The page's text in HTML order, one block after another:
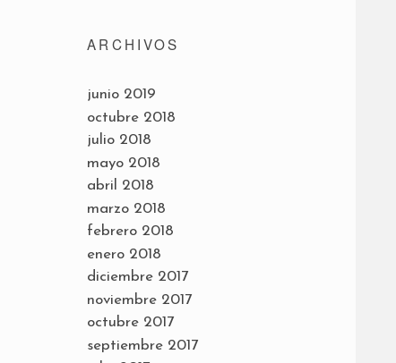
ARCHIVOS
junio 2019
octubre 2018
julio 2018
mayo 2018
abril 2018
marzo 2018
febrero 2018
enero 2018
diciembre 2017
noviembre 2017
octubre 2017
septiembre 2017